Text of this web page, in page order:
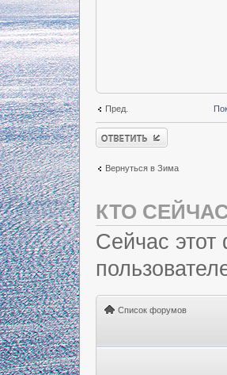
Пред.
Ответить
Вернуться в Зима
КТО
Сейчас этот
Список форумов